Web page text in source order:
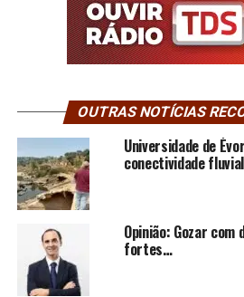
OUTRAS NOTÍCIAS
Universidade de
conectividade
Opinião: Gozar
fortes…